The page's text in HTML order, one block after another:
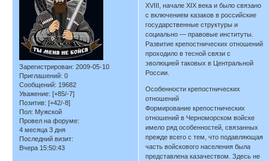
Зарегистрирован: 2009-05-10
Приглашений: 0
Сообщений: 19682
Уважение: [+85/-7]
Позитив: [+42/-8]
Пол: Мужской
Провел на форуме:
4 месяца 3 дня
Последний визит:
Вчера 15:50:43
XVIII, начале XIX века и было связано
с включением казаков в российские
государственные структуры и
социально — правовые институты.
Развитие крепостнических отношений
проходило в тесной связи с
эволюцией таковых в Центральной
России.
Особенности крепостнических
отношений
Формирование крепостнических
отношений в Черноморском войске
имело ряд особенностей, связанных
прежде всего с тем, что подавляющая
часть войскового населения была
представлена казачеством. Здесь не